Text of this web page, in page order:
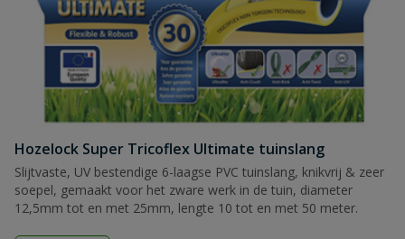
Beoordeling
Beoordeling versturen
Hozelock Super Tricoflex Ultimate tuinslang
Slijtvaste, UV bestendige 6-laagse PVC tuinslang, knikvrij & zeer
soepel, gemaakt voor het zware werk in de tuin, diameter
12,5mm tot en met 25mm, lengte 10 tot en met 50 meter.